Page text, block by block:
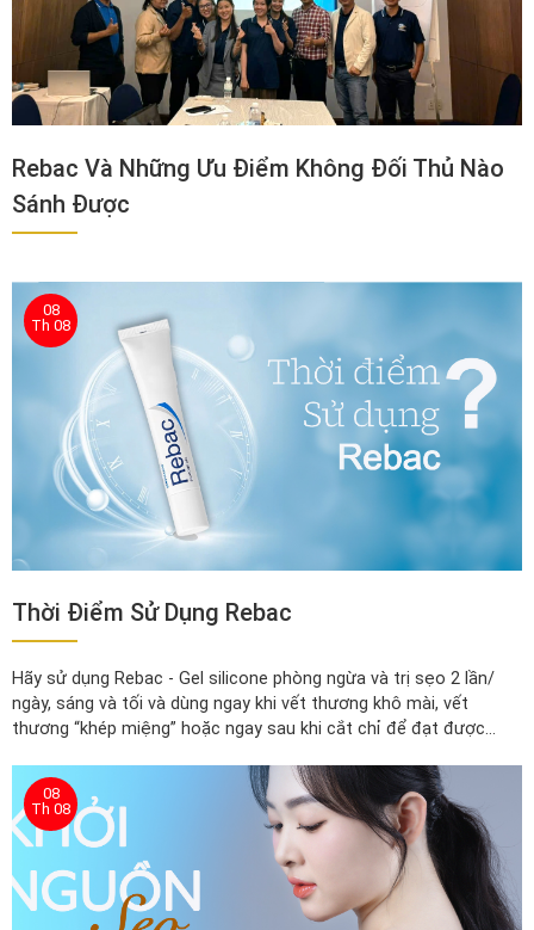
Rebac Và Những Ưu Điểm Không Đối Thủ Nào
Sánh Được
08
Th 08
Thời Điểm Sử Dụng Rebac
Hãy sử dụng Rebac - Gel silicone phòng ngừa và trị sẹo 2 lần/
ngày, sáng và tối và dùng ngay khi vết thương khô mài, vết
thương “khép miệng” hoặc ngay sau khi cắt chỉ để đạt được
08
Th 08